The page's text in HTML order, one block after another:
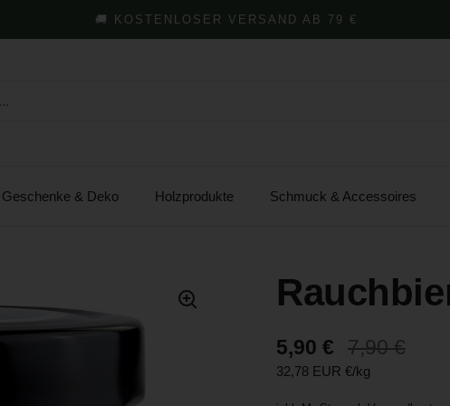
🚚 KOSTENLOSER VERSAND AB 79 €
Geschenke & Deko Holzprodukte Schmuck & Accessoires
Sale-Preis:
5,90 € Regulärer
7,90 €
Stückpreis:
32,78 EUR €/kg